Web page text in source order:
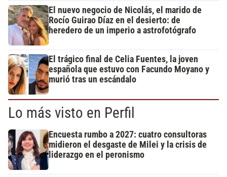
El nuevo negocio de Nicolás, el marido de
Rocío Guirao Díaz en el desierto: de
heredero de un imperio a astrofotógrafo
El trágico final de Celia Fuentes, la joven
española que estuvo con Facundo Moyano y
murió tras un escándalo
Lo más visto en Perfil
Encuesta rumbo a 2027: cuatro consultoras
midieron el desgaste de Milei y la crisis de
liderazgo en el peronismo